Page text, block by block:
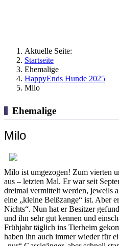
Aktuelle Seite:
Startseite
Ehemalige
HappyEnds Hunde 2025
Milo
Ehemalige
Milo
Milo ist umgezogen! Zum vierten
aus – letzten Mal. Er war seit
dreimal vermittelt werden, jeweils
eine „kleine Beißzange“ ist. Aber
Nichts“. Nun hat er Besitzer
und ihn sehr gut kennen und
Frühjahr täglich ins Tierheim
haben ihn auch immer wieder für